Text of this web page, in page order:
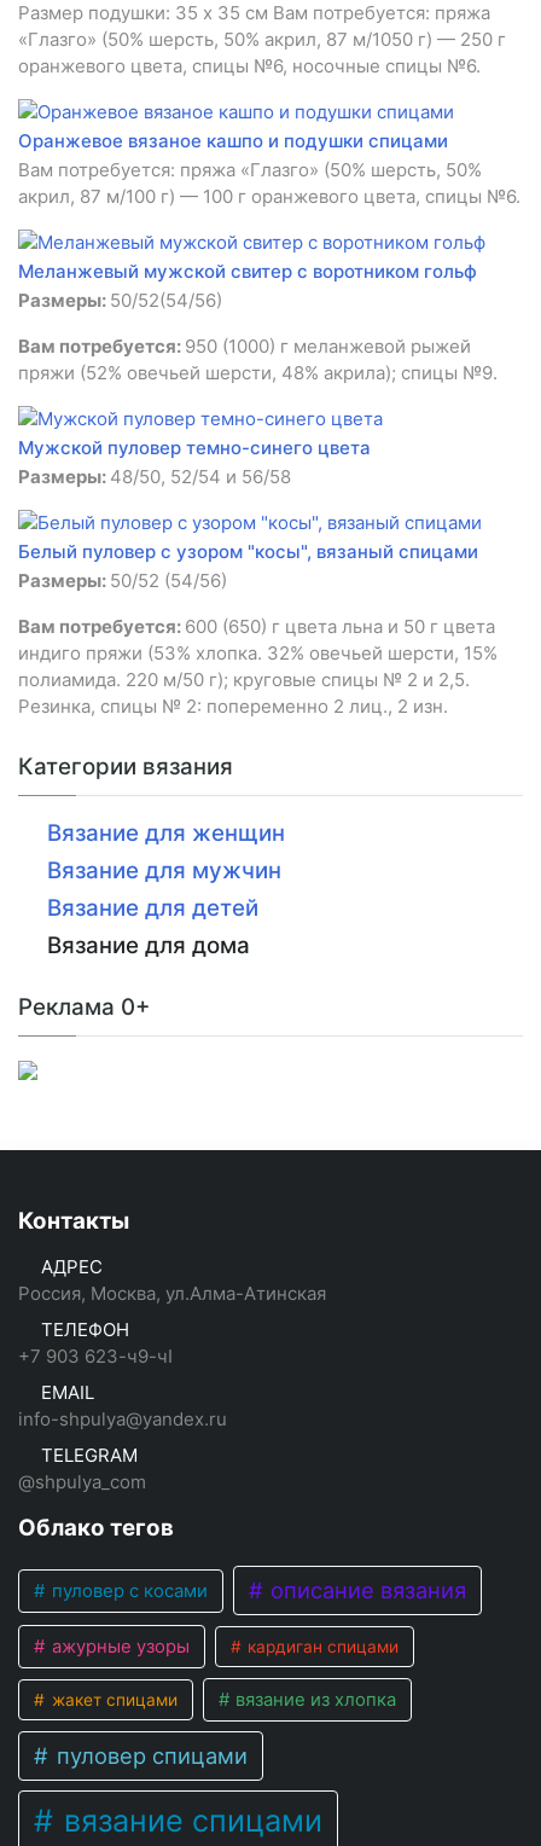
Размер подушки: 35 х 35 см Вам потребуется: пряжа
«Глазго» (50% шерсть, 50% акрил, 87 м/1050 г) — 250 г
оранжевого цвета, спицы №6, носочные спицы №6.
Оранжевое вязаное кашпо и подушки спицами
​Вам потребуется: пряжа «Глазго» (50% шерсть, 50%
акрил, 87 м/100 г) — 100 г оранжевого цвета, спицы №6.
Меланжевый мужской свитер с воротником гольф
Размеры: 50/52(54/56)
Вам потребуется: 950 (1000) г меланжевой рыжей
пряжи (52% овечьей шерсти, 48% акрила); спицы №9.
Мужской пуловер темно-синего цвета
Размеры: 48/50, 52/54 и 56/58
Белый пуловер с узором "косы", вязаный спицами
Размеры: 50/52 (54/56)
Вам потребуется: 600 (650) г цвета льна и 50 г цвета
индиго пряжи (53% хлопка. 32% овечьей шерсти, 15%
полиамида. 220 м/50 г); круговые спицы № 2 и 2,5.
Резинка, спицы № 2: попеременно 2 лиц., 2 изн.
Категории вязания
Вязание для женщин
Вязание для мужчин
Вязание для детей
Вязание для дома
Реклама 0+
Контакты
АДРЕС
Россия, Москва, ул.Алма-Атинская
ТЕЛЕФОН
+7 903 623-ч9-чI
EMAIL
info-shpulya@yandex.ru
TELEGRAM
@shpulya_com
Облако тегов
пуловер с косами описание вязания
ажурные узоры кардиган спицами
жакет спицами вязание из хлопка
пуловер спицами
вязание спицами